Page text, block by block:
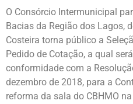
O Consórcio Intermunicipal
Bacias da Região dos Lagos,
Costeira torna público a
Pedido de Cotação, a qual
conformidade com a
dezembro de 2018, para a
reforma da sala do CBHMO